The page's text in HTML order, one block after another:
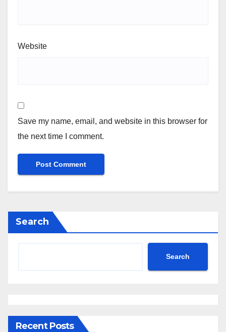
Website
Save my name, email, and website in this browser for
the next time I comment.
Search
Search
Recent Posts